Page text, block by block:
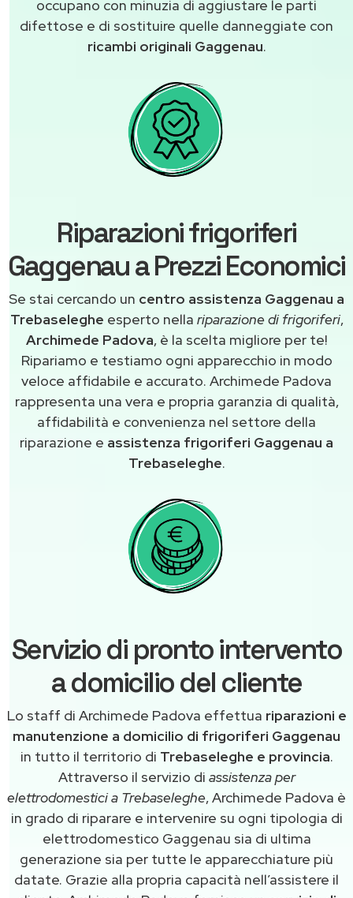
occupano con minuzia di aggiustare le parti
difettose e di sostituire quelle danneggiate con
ricambi originali Gaggenau.
Riparazioni frigoriferi
Gaggenau a Prezzi Economici
Se stai cercando un centro assistenza Gaggenau a
Trebaseleghe esperto nella riparazione di frigoriferi,
Archimede Padova, è la scelta migliore per te!
Ripariamo e testiamo ogni apparecchio in modo
veloce affidabile e accurato. Archimede Padova
rappresenta una vera e propria garanzia di qualità,
affidabilità e convenienza nel settore della
riparazione e assistenza frigoriferi Gaggenau a
Trebaseleghe.
Servizio di pronto intervento
a domicilio del cliente
Lo staff di Archimede Padova effettua riparazioni e
manutenzione a domicilio di frigoriferi Gaggenau
in tutto il territorio di Trebaseleghe e provincia.
Attraverso il servizio di assistenza per
elettrodomestici a Trebaseleghe, Archimede Padova è
in grado di riparare e intervenire su ogni tipologia di
elettrodomestico Gaggenau sia di ultima
generazione sia per tutte le apparecchiature più
datate. Grazie alla propria capacità nell’assistere il